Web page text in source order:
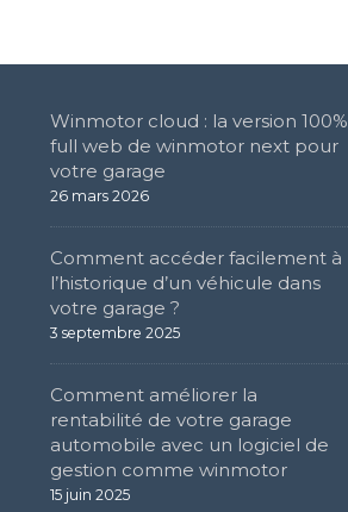
Winmotor cloud : la version 100%
full web de winmotor next pour
votre garage
26 mars 2026
Comment accéder facilement à
l’historique d’un véhicule dans
votre garage ?
3 septembre 2025
Comment améliorer la
rentabilité de votre garage
automobile avec un logiciel de
gestion comme winmotor
15 juin 2025